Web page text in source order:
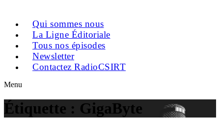
Qui sommes nous
La Ligne Éditoriale
Tous nos épisodes
Newsletter
Contactez RadioCSIRT
Menu
Étiquette : GigaByte